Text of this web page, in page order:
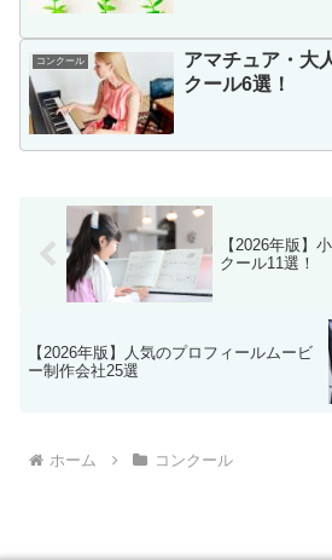
コンクール
アマチュア・大
クール6選！
【2026年版】
クール11選！
【2026年版】人気のプロフィールムービ
ー制作会社25選
ホーム コンクール